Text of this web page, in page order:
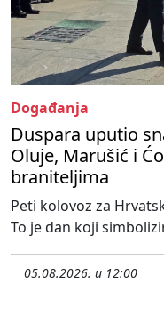
Događanja
Duspara uputio
Oluje, Marušić i
braniteljima
Peti kolovoz za
To je dan koji
05.08.2026. u 12:00